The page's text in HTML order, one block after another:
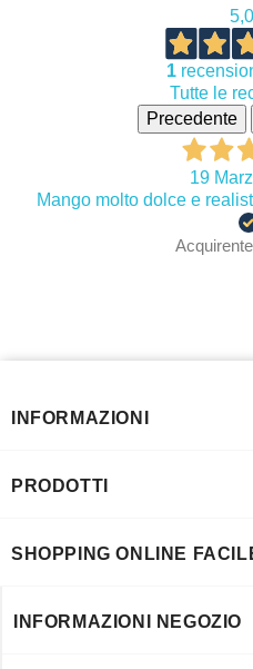
5,0
1
Tutte le
Precedente
19
Mango molto dolce e
INFORMAZIONI
PRODOTTI
SHOPPING ONLINE
INFORMAZIONI NEGOZIO